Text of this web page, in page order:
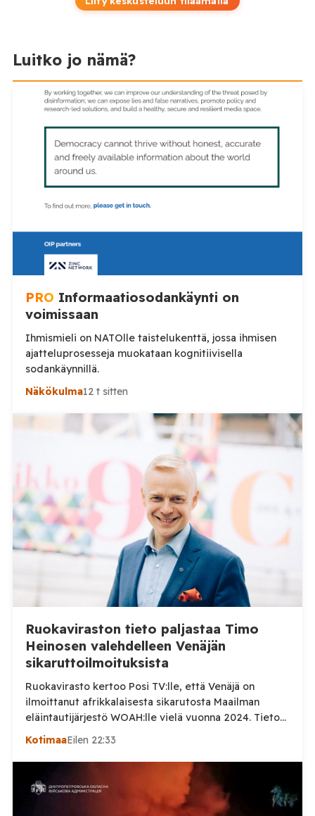
Luitko jo nämä?
PRO Informaatiosodankäynti on
voimissaan
Ihmismieli on NATOlle taistelukenttä, jossa ihmisen
ajatteluprosesseja muokataan kognitiivisella
sodankäynnillä.
Näkökulma12 t sitten
Ruokaviraston tieto paljastaa Timo
Heinosen valehdelleen Venäjän
sikaruttoilmoituksista
Ruokavirasto kertoo Posi TV:lle, että Venäjä on
ilmoittanut afrikkalaisesta sikarutosta Maailman
eläintautijärjestö WOAH:lle vielä vuonna 2024. Tieto
haastaa kokoomuksen kansanedustaja Timo Heinosen
sikaruttoilmoituksista. Suomi on puolestaan
ilmoittanut tuoreesta Virolahden tapauksesta sekä
WOAH:n kautta että suoraan Venäjän
eläinlääkintäviranomaisille. Ruokavirasto kertoi Posi
KotimaaEilen 22:33